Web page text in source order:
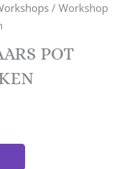
/ Workshop
POT